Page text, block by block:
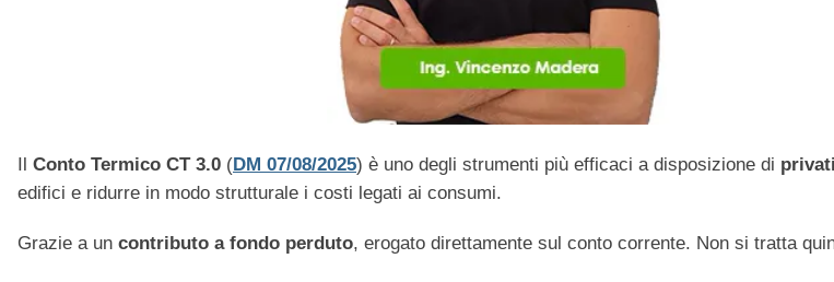
Conto Termico CT 3.0 (DM 07/08/2025) è uno degli strumenti più efficaci a disposizione di
edifici e ridurre in modo strutturale i costi legati ai consumi.
Grazie a un contributo a fondo perduto, erogato direttamente sul conto corrente. Non si tratta